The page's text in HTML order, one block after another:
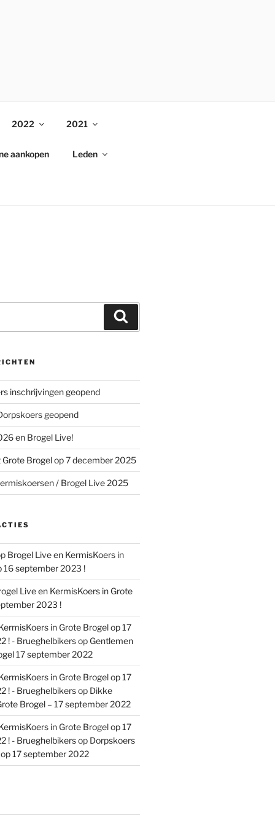
2022 2021
aankopen Leden
inschrijvingen geopend
geopend
en Brogel Live!
Brogel op 7 december 2025
/ Brogel Live 2025
Brogel Live en KermisKoers in
16 september 2023 !
Live en KermisKoers in Grote
2023 !
in Grote Brogel op 17
! - Brueghelbikersop Gentlemen
17 september 2022
in Grote Brogel op 17
! - Brueghelbikersop Dikke
Brogel – 17 september 2022
in Grote Brogel op 17
! - Brueghelbikersop Dorpskoers
17 september 2022